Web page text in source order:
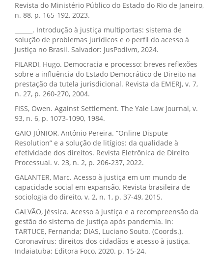
Revista do Ministério Público do Estado do Rio de Janeiro,
n. 88, p. 165-192, 2023.
______. Introdução à justiça multiportas: sistema de
solução de problemas jurídicos e o perfil do acesso à
justiça no Brasil. Salvador: JusPodivm, 2024.
FILARDI, Hugo. Democracia e processo: breves reflexões
sobre a influência do Estado Democrático de Direito na
prestação da tutela jurisdicional. Revista da EMERJ, v. 7,
n. 27, p. 260-270, 2004.
FISS, Owen. Against Settlement. The Yale Law Journal, v.
93, n. 6, p. 1073-1090, 1984.
GAIO JÚNIOR, Antônio Pereira. “Online Dispute
Resolution” e a solução de litígios: da qualidade à
efetividade dos direitos. Revista Eletrônica de Direito
Processual. v. 23, n. 2, p. 206-237, 2022.
GALANTER, Marc. Acesso à justiça em um mundo de
capacidade social em expansão. Revista brasileira de
sociologia do direito, v. 2, n. 1, p. 37-49, 2015.
GALVÃO, Jéssica. Acesso à justiça e a recompreensão da
gestão do sistema de justiça após pandemia. In:
TARTUCE, Fernanda; DIAS, Luciano Souto. (Coords.).
Coronavírus: direitos dos cidadãos e acesso à justiça.
Indaiatuba: Editora Foco, 2020. p. 15-24.